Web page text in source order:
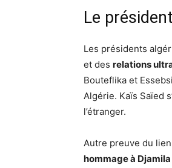
Le
Les présidents
et des relations
Bouteflika et
Algérie. Kaïs Saïed
l’étranger.
Autre preuve du
hommage à